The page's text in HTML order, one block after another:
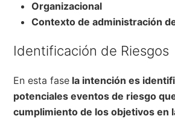
Organizacional
Contexto de administración
Identificación de Riesgos
En esta fase la intención es
potenciales eventos de riesgo
cumplimiento de los objetivos en